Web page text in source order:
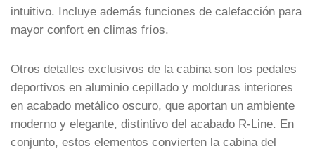
intuitivo. Incluye además funciones de calefacción para
mayor confort en climas fríos.
Otros detalles exclusivos de la cabina son los pedales
deportivos en aluminio cepillado y molduras interiores
en acabado metálico oscuro, que aportan un ambiente
moderno y elegante, distintivo del acabado R-Line. En
conjunto, estos elementos convierten la cabina del